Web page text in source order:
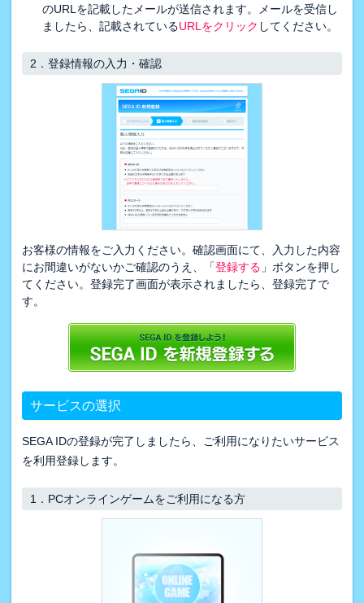
のURLを記載したメールが送信されます。メールを受信し
ましたら、記載されているURLをクリック してください。
2．登録情報の入力・確認
お客様の情報をご入力ください。確認画面にて、入力した内容
にお間違いがないかご確認のうえ、「登録する 」ボタンを押し
てください。登録完了画面が表示されましたら、登録完了で
す。
サービスの選択
SEGA IDの登録が完了しましたら、ご利用になりたいサービス
を利用登録します。
1． PCオンラインゲームをご利用になる方